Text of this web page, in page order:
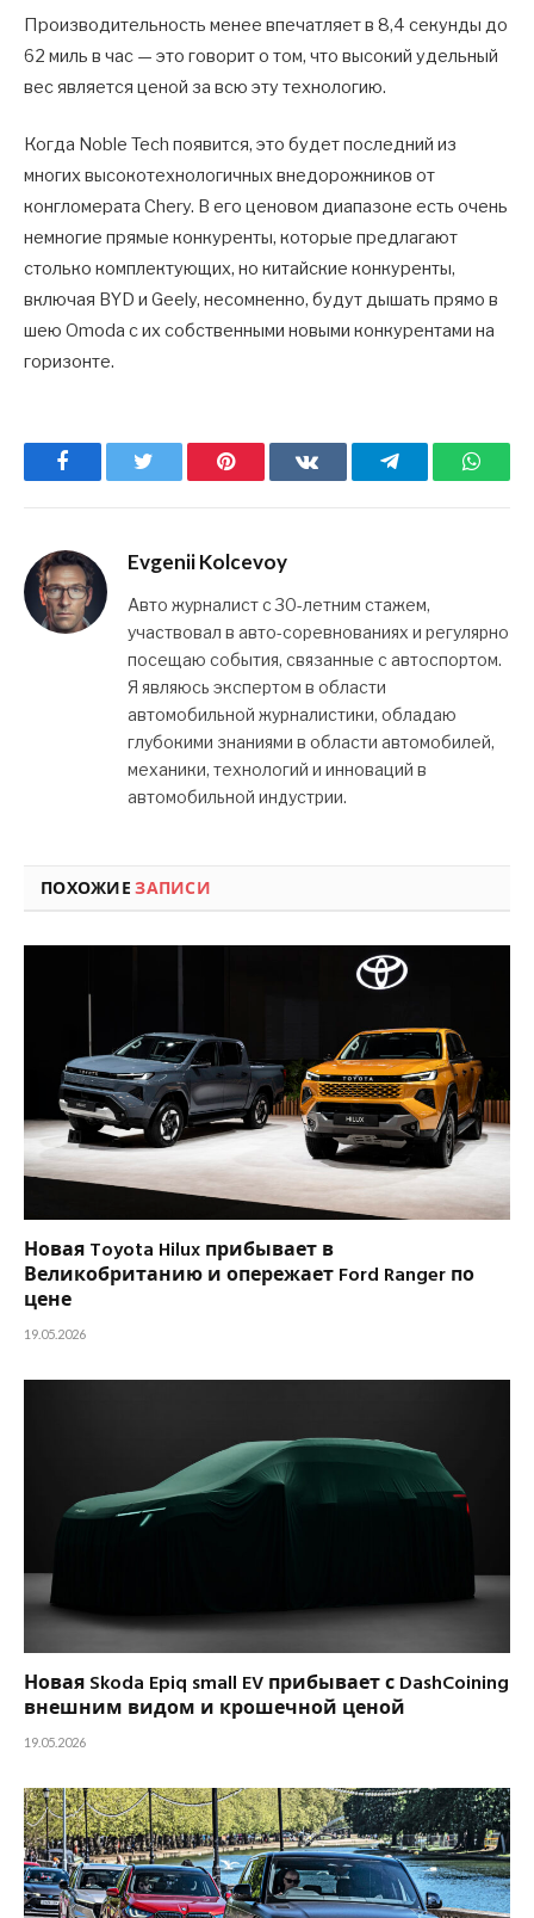
Производительность менее впечатляет в 8,4 секунды до
62 миль в час — это говорит о том, что высокий удельный
вес является ценой за всю эту технологию.
Когда Noble Tech появится, это будет последний из
многих высокотехнологичных внедорожников от
конгломерата Chery. В его ценовом диапазоне есть очень
немногие прямые конкуренты, которые предлагают
столько комплектующих, но китайские конкуренты,
включая BYD и Geely, несомненно, будут дышать прямо в
шею Omoda с их собственными новыми конкурентами на
горизонте.
Facebook Pinterest ВКонтактеTelegram
Evgenii Kolcevoy
Авто журналист с 30-летним стажем,
участвовал в авто-соревнованиях и регулярно
посещаю события, связанные с автоспортом.
Я являюсь экспертом в области
автомобильной журналистики, обладаю
глубокими знаниями в области автомобилей,
механики, технологий и инноваций в
автомобильной индустрии.
ПОХОЖИЕЗАПИСИ
Новая Toyota Hilux прибывает в
Великобританию и опережает Ford Ranger по
цене
19.05.2026
Новая Skoda Epiq small EV прибывает с DashCoining
внешним видом и крошечной ценой
19.05.2026